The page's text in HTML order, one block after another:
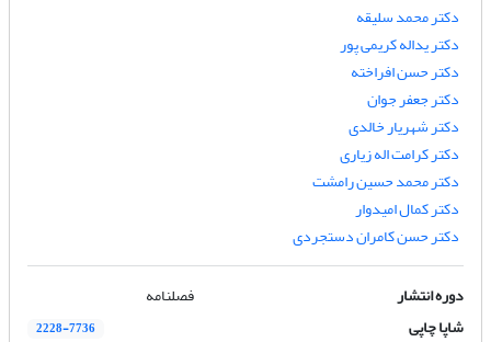
دکتر محمد سلیقه
دکتر یداله کریمی پور
دکتر حسن افراخته
دکتر جعفر جوان
دکتر شهریار خالدی
دکتر کرامت اله زیاری
دکتر محمد حسین رامشت
دکتر کمال امیدوار
دکتر حسن کامران دستجردی
دوره انتشار
فصلنامه
شاپا چاپی
2228-7736